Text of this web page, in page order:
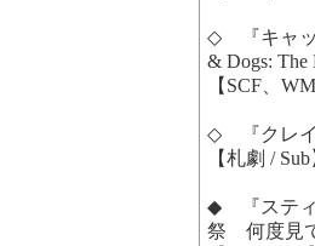
◇ 『キャッ
& Dogs: The
【SCF、
◇ 『クレイ
【札劇 /
◆ 『スティ
祭 何度見